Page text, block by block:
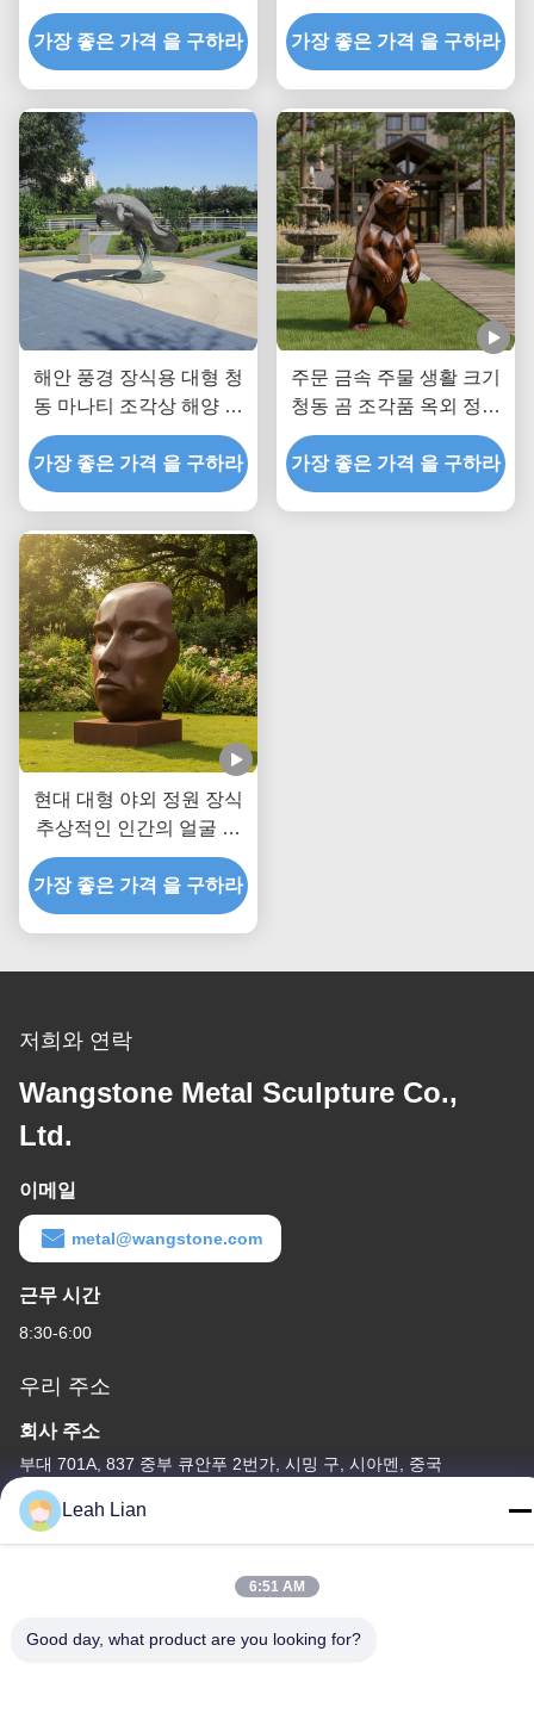
색 곰 동상 공원 빌라에 대
한 사용자 지정 금속 동물
예술 장식
가장 좋은 가격 을 구하라
정원 야외 예술 동상
가장 좋은 가격 을 구하라
해안 풍경 장식용 대형 청
동 마나티 조각상 해양 동
물 야외 정원 예술 동상
가장 좋은 가격 을 구하라
주문 금속 주물 생활 크기
청동 곰 조각품 옥외 정원
동상 별장 공원 조경 장식
을 위한 현실적 동물 예술
가장 좋은 가격 을 구하라
현대 대형 야외 정원 장식
추상적인 인간의 얼굴 청
동 조각 고전 금속 예술 동
상 경관 공원 마당 장식
가장 좋은 가격 을 구하라
저희와 연락
Wangstone Metal Sculpture Co.,
Ltd.
이메일
metal@wangstone.com
근무 시간
8:30-6:00
우리 주소
회사 주소
부대 701A, 837 중부 큐안푸 2번가, 시밍 구, 시아멘, 중국
공장 주소
중국 웅준 도로 72, 웅펜 마을, 춘우 시, 춘주, 푸젠
Leah Lian
6:51 AM
Good day, what product are you looking for?